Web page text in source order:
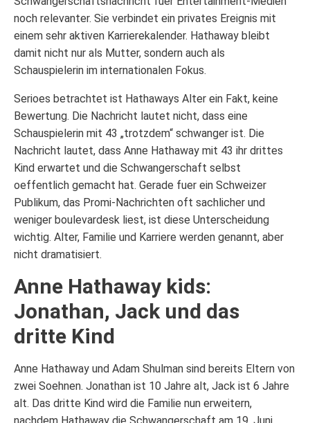
noch relevanter. Sie verbindet ein privates Ereignis mit
einem sehr aktiven Karrierekalender. Hathaway bleibt
damit nicht nur als Mutter, sondern auch als
Schauspielerin im internationalen Fokus.
Serioes betrachtet ist Hathaways Alter ein Fakt, keine
Bewertung. Die Nachricht lautet nicht, dass eine
Schauspielerin mit 43 „trotzdem“ schwanger ist. Die
Nachricht lautet, dass Anne Hathaway mit 43 ihr drittes
Kind erwartet und die Schwangerschaft selbst
oeffentlich gemacht hat. Gerade fuer ein Schweizer
Publikum, das Promi-Nachrichten oft sachlicher und
weniger boulevardesk liest, ist diese Unterscheidung
wichtig. Alter, Familie und Karriere werden genannt, aber
nicht dramatisiert.
Anne Hathaway kids:
Jonathan, Jack und das
dritte Kind
Anne Hathaway und Adam Shulman sind bereits Eltern von
zwei Soehnen. Jonathan ist 10 Jahre alt, Jack ist 6 Jahre
alt. Das dritte Kind wird die Familie nun erweitern,